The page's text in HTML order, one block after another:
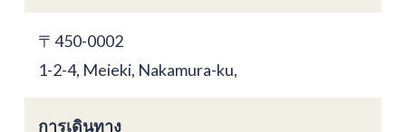
〒450-0002
1-2-4, Meieki, Nakamura-ku,
การเดินทาง